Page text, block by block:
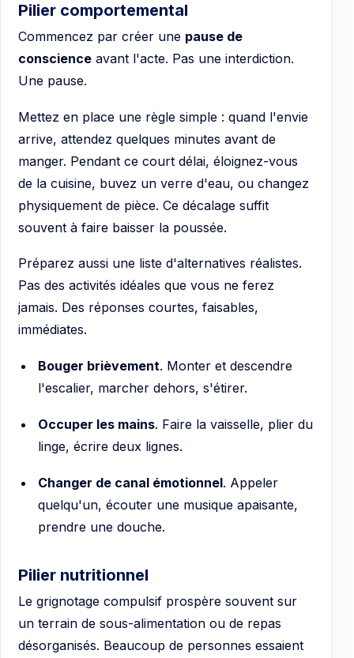
Pilier comportemental
Commencez par créer une pause de
conscience avant l'acte. Pas une interdiction.
Une pause.
Mettez en place une règle simple : quand l'envie
arrive, attendez quelques minutes avant de
manger. Pendant ce court délai, éloignez-vous
de la cuisine, buvez un verre d'eau, ou changez
physiquement de pièce. Ce décalage suffit
souvent à faire baisser la poussée.
Préparez aussi une liste d'alternatives réalistes.
Pas des activités idéales que vous ne ferez
jamais. Des réponses courtes, faisables,
immédiates.
Bouger brièvement. Monter et descendre
l'escalier, marcher dehors, s'étirer.
Occuper les mains. Faire la vaisselle, plier du
linge, écrire deux lignes.
Changer de canal émotionnel. Appeler
quelqu'un, écouter une musique apaisante,
prendre une douche.
Pilier nutritionnel
Le grignotage compulsif prospère souvent sur
un terrain de sous-alimentation ou de repas
désorganisés. Beaucoup de personnes essaient